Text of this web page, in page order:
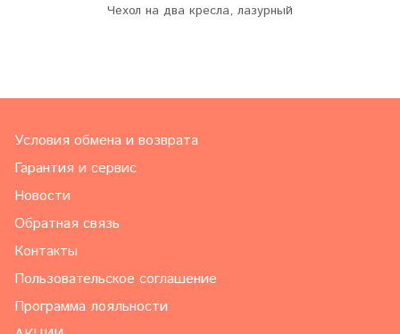
Чехол на два кресла, лазурный
Условия обмена и возврата
Гарантия и сервис
Новости
Обратная связь
Контакты
Пользовательское соглашение
Программа лояльности